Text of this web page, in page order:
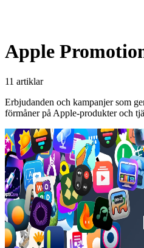
Apple
11 artiklar
Erbjudanden och kampanjer som
förmåner på Apple-produkter och